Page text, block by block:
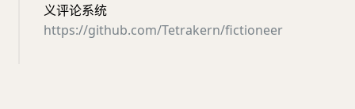
义评论系统
https://github.com/Tetrakern/fictioneer